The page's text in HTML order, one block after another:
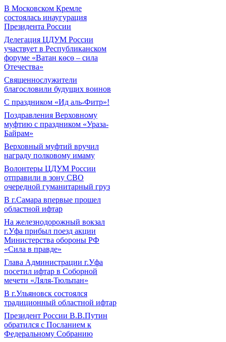
В Московском Кремле
состоялась инаугурация
Президента России
Делегация ЦДУМ России
участвует в Республиканском
форуме «Ватан көсө – сила
Отечества»
Священнослужители
благословили будущих воинов
С праздником «Ид аль-Фитр»!
Поздравления Верховному
муфтию с праздником «Ураза-
Байрам»
Верховный муфтий вручил
награду полковому имаму
Волонтеры ЦДУМ России
отправили в зону СВО
очередной гуманитарный груз
В г.Самара впервые прошел
областной ифтар
На железнодорожный вокзал
г.Уфа прибыл поезд акции
Министерства обороны РФ
«Сила в правде»
Глава Администрации г.Уфа
посетил ифтар в Соборной
мечети «Ляля-Тюльпан»
В г.Ульяновск состоялся
традиционный областной ифтар
Президент России В.В.Путин
обратился с Посланием к
Федеральному Собранию